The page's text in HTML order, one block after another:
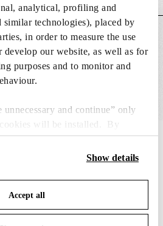
analytical, profiling and
similar technologies), placed by
in order to measure the use
develop our website, as well as for
purposes and to monitor and
and continue” only
will be installed. By
you consent to the use of all the
settings” you can accept
can modify your options anytime.
ourCookie Policy
Show details
Accept all